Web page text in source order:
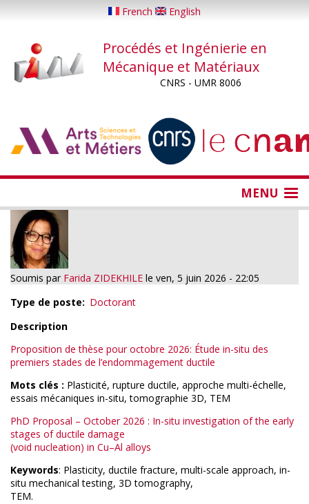
principal
French English
Procédés et Ingénierie en
Mécanique et Matériaux
CNRS - UMR 8006
MENU
Soumis par Farida ZIDEKHILE le ven, 5 juin 2026 - 22:05
Type de poste
Doctorant
Description
Proposition de thèse pour octobre 2026: Étude in-situ des
premiers stades de l’endommagement ductile
Mots clés : Plasticité, rupture ductile, approche multi-échelle,
essais mécaniques in-situ, tomographie 3D, TEM
PhD Proposal – October 2026 : In-situ investigation of the early
stages of ductile damage
(void nucleation) in Cu–Al alloys
Keywords: Plasticity, ductile fracture, multi-scale approach, in-
situ mechanical testing, 3D tomography,
TEM.